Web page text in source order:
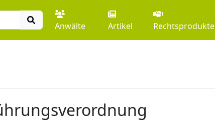
Anwälte Artikel Rechtsprodukte